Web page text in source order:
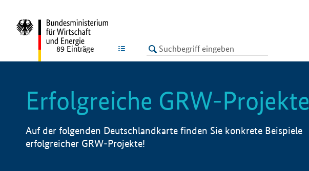
LISTE
89 Einträge
Erfolgreiche GRW-Projekte
Auf der folgenden Deutschlandkarte finden Sie konkrete Beispiele
erfolgreicher GRW-Projekte!